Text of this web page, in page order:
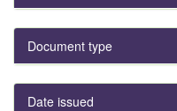
Document type
Date issued